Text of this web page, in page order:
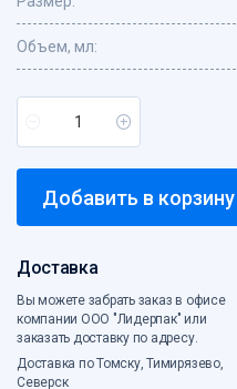
Сумки с жесткой ручкой
Сумки хозяйственные
Ценники, бланки
Чековая лента
Электротовары
Объем, мл:
Добавить в корзину
Доставка
Вы можете забрать заказ в офисе
компании ООО "Лидерпак" или
заказать доставку по адресу.
Доставка по Томску, Тимирязево,
Северск